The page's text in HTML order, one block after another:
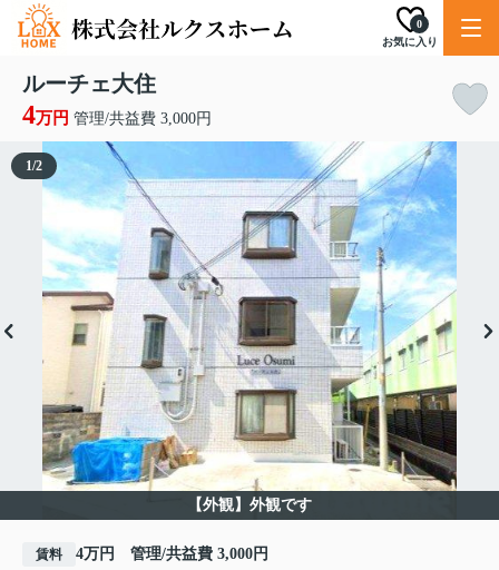
お気に入り
0
ルーチェ大住
4万円 管理/共益費 3,000円
【外観】外観です
1/2
賃料 4万円 管理/共益費 3,000円